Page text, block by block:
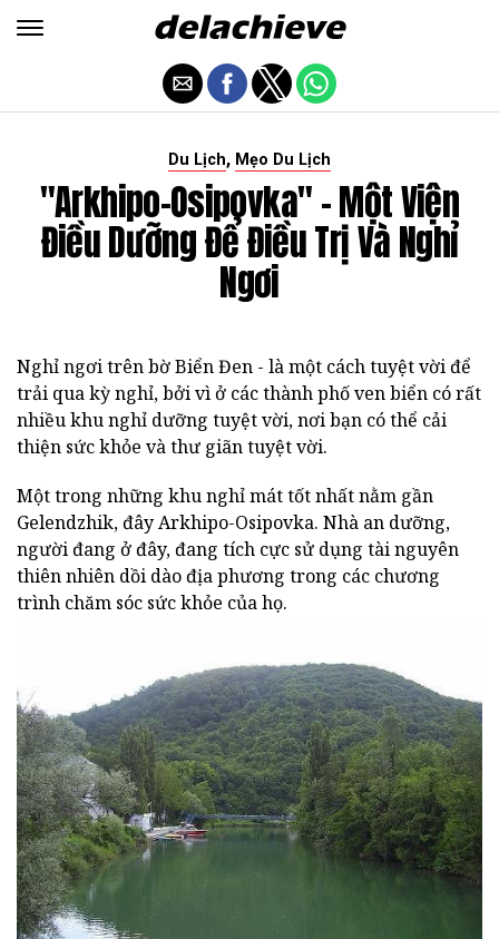
Du Lịch, Mẹo Du Lịch
"Arkhipo-Osipovka" - Một Viện
Điều Dưỡng Để Điều Trị Và Nghỉ
Ngơi
Nghỉ ngơi trên bờ Biển Đen - là một cách tuyệt vời để
trải qua kỳ nghỉ, bởi vì ở các thành phố ven biển có rất
nhiều khu nghỉ dưỡng tuyệt vời, nơi bạn có thể cải
thiện sức khỏe và thư giãn tuyệt vời.
Một trong những khu nghỉ mát tốt nhất nằm gần
Gelendzhik, đây Arkhipo-Osipovka. Nhà an dưỡng,
người đang ở đây, đang tích cực sử dụng tài nguyên
thiên nhiên dồi dào địa phương trong các chương
trình chăm sóc sức khỏe của họ.